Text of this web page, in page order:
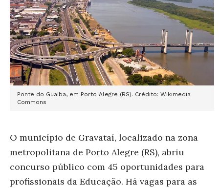
Ponte do Guaíba, em Porto Alegre (RS). Crédito: Wikimedia
Commons
O município de Gravataí, localizado na zona
metropolitana de Porto Alegre (RS), abriu
concurso público com 45 oportunidades para
profissionais da Educação. Há vagas para as